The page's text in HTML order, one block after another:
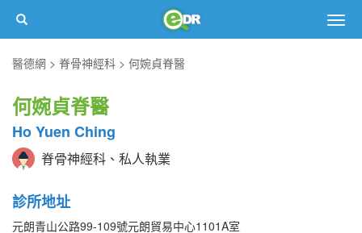
醫德網
脊骨神經科 何婉貞脊醫
何婉貞脊醫
Ho Yuen Ching
脊骨神經科、私人執業
診所地址
元朗青山公路99-109號元朗貿易中心1101A室